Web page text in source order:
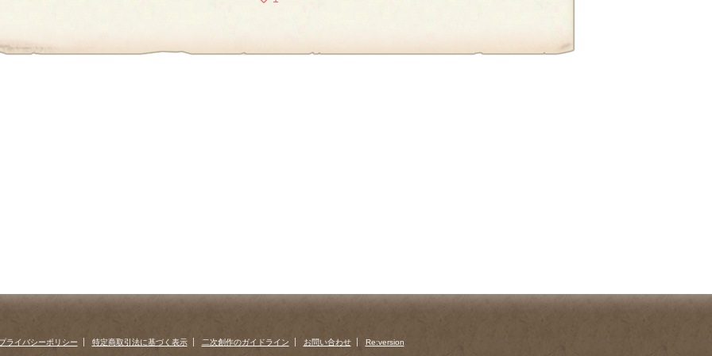
ライバシーポリシー 特定商取引法に基づく表示 二次創作のガイドライン お問い合わせ Re:version